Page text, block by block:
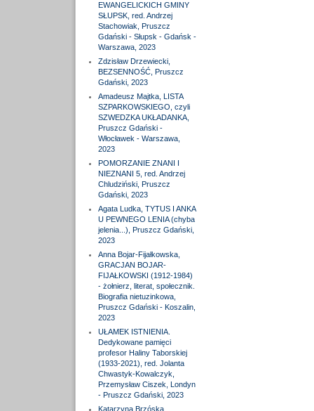
EWANGELICKICH GMINY
SŁUPSK, red. Andrzej
Stachowiak, Pruszcz
Gdański - Słupsk - Gdańsk -
Warszawa, 2023
Zdzisław Drzewiecki,
BEZSENNOŚĆ, Pruszcz
Gdański, 2023
Amadeusz Majtka, LISTA
SZPARKOWSKIEGO, czyli
SZWEDZKA UKŁADANKA,
Pruszcz Gdański -
Włocławek - Warszawa,
2023
POMORZANIE ZNANI I
NIEZNANI 5, red. Andrzej
Chludziński, Pruszcz
Gdański, 2023
Agata Ludka, TYTUS I ANKA
U PEWNEGO LENIA (chyba
jelenia...), Pruszcz Gdański,
2023
Anna Bojar-Fijałkowska,
GRACJAN BOJAR-
FIJAŁKOWSKI (1912-1984)
- żołnierz, literat, społecznik.
Biografia nietuzinkowa,
Pruszcz Gdański - Koszalin,
2023
UŁAMEK ISTNIENIA.
Dedykowane pamięci
profesor Haliny Taborskiej
(1933-2021), red. Jolanta
Chwastyk-Kowalczyk,
Przemysław Ciszek, Londyn
- Pruszcz Gdański, 2023
Katarzyna Brzóska,